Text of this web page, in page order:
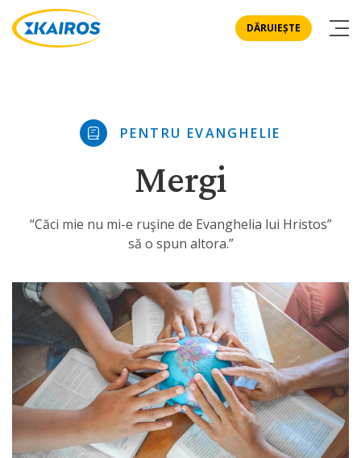
DĂRUIEȘTE
PENTRU EVANGHELIE
Mergi
“Căci mie nu mi-e ruşine de Evanghelia lui Hristos”
să o spun altora.”